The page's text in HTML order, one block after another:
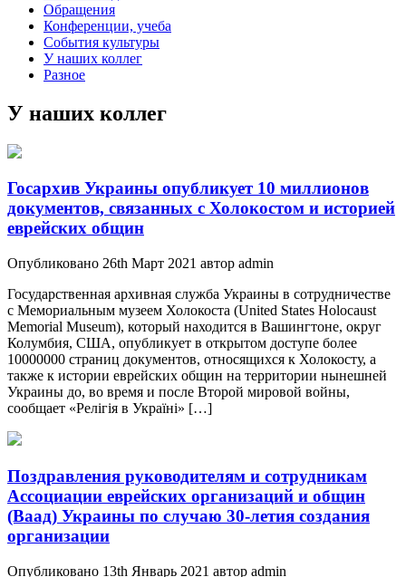
Обращения
Конференции, учеба
События культуры
У наших коллег
Разное
У наших коллег
Госархив Украины опубликует 10 миллионов
документов, связанных с Холокостом и историей
еврейских общин
Опубликовано 26th Март 2021 автор admin
Государственная архивная служба Украины в сотрудничестве
с Мемориальным музеем Холокоста (United States Holocaust
Memorial Museum), который находится в Вашингтоне, округ
Колумбия, США, опубликует в открытом доступе более
10000000 страниц документов, относящихся к Холокосту, а
также к истории еврейских общин на территории нынешней
Украины до, во время и после Второй мировой войны,
сообщает «Релігія в Україні» […]
Поздравления руководителям и сотрудникам
Ассоциации еврейских организаций и общин
(Ваад) Украины по случаю 30-летия создания
организации
Опубликовано 13th Январь 2021 автор admin